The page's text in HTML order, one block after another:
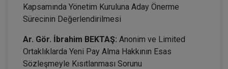
Kapsamında Yönetim Kuruluna Aday Önerme
Sürecinin Değerlendirilmesi
Ar. Gör. İbrahim BEKTAŞ: Anonim ve Limited
Ortaklıklarda Yeni Pay Alma Hakkının Esas
Sözleşmeyle Kısıtlanması Sorunu